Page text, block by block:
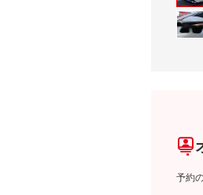
予約